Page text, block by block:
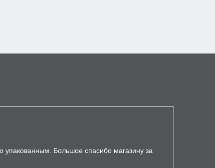
упакованным. Большое спасибо магазину за